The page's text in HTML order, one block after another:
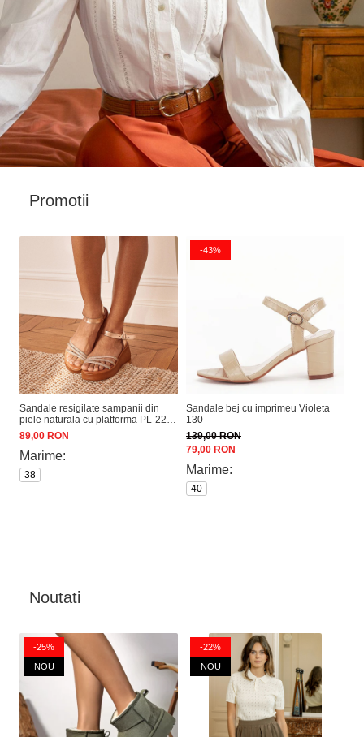
Promotii
Sandale resigilate sampanii din
piele naturala cu platforma PL-22-
RESIG
89,00 RON
Marime:
38
-43%
Sandale bej cu imprimeu Violeta
130
139,00 RON
79,00 RON
Marime:
40
Noutati
-25%
NOU
-22%
NOU